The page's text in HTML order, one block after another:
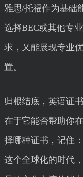
雅思/托福作为基础
选择BEC或其他专
求，又能展现专业
置。
归根结底，英语证
在于它能否帮助你
择哪种证书，记住
这个全球化的时代